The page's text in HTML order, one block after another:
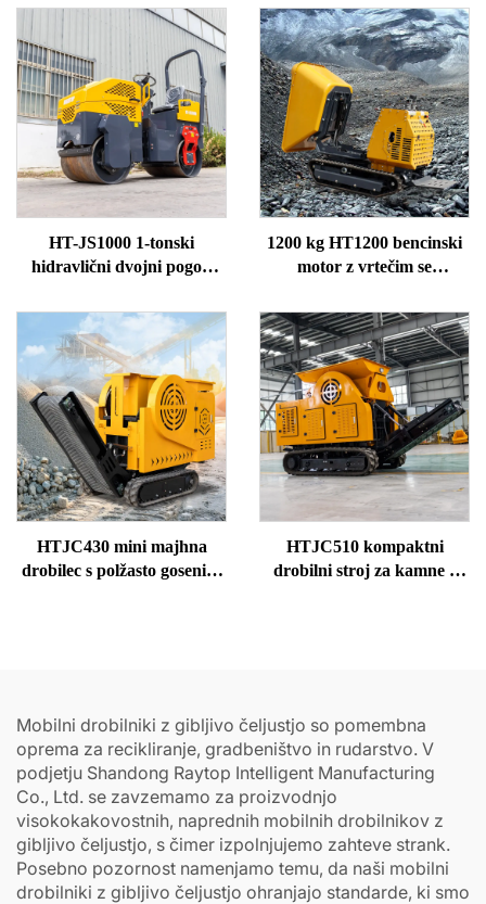
HT-JS1000 1-tonski
hidravlični dvojni pogon
1200 kg HT1200 bencinski
motor z vrtečim se
avtomobil
HTJC430 mini majhna
drobilec s polžasto gosenico
HTJC510 kompaktni
drobilni stroj za kamne z
Mobilni drobilniki z gibljivo čeljustjo so pomembna
oprema za recikliranje, gradbeništvo in rudarstvo. V
podjetju Shandong Raytop Intelligent Manufacturing
Co., Ltd. se zavzemamo za proizvodnjo
visokokakovostnih, naprednih mobilnih drobilnikov z
gibljivo čeljustjo, s čimer izpolnjujemo zahteve strank.
Posebno pozornost namenjamo temu, da naši mobilni
drobilniki z gibljivo čeljustjo ohranjajo standarde, ki smo